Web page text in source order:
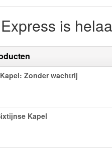
is
Zonder wachtrij
Kapel